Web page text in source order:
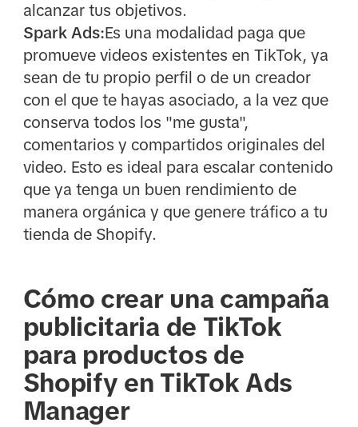
alcanzar tus objetivos.
Spark Ads:Es una modalidad paga que
promueve videos existentes en TikTok, ya
sean de tu propio perfil o de un creador
con el que te hayas asociado, a la vez que
conserva todos los "me gusta",
comentarios y compartidos originales del
video. Esto es ideal para escalar contenido
que ya tenga un buen rendimiento de
manera orgánica y que genere tráfico a tu
tienda de Shopify.
Cómo crear una campaña
publicitaria de TikTok
para productos de
Shopify en TikTok Ads
Manager